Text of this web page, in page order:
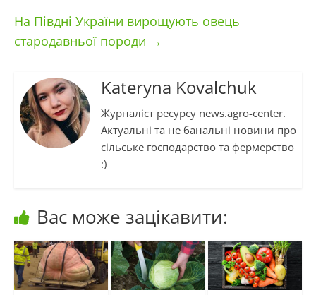
На Півдні України вирощують овець
стародавньої породи →
Kateryna Kovalchuk
Журналіст ресурсу news.agro-center.
Актуальні та не банальні новини про
сільське господарство та фермерство
:)
Вас може зацікавити: